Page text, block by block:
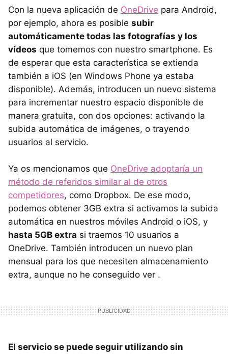
Con la nueva aplicación de OneDrive para Android,
por ejemplo, ahora es posible subir
automáticamente todas las fotografías y los
vídeos que tomemos con nuestro smartphone. Es
de esperar que esta característica se extienda
también a iOS (en Windows Phone ya estaba
disponible). Además, introducen un nuevo sistema
para incrementar nuestro espacio disponible de
manera gratuita, con dos opciones: activando la
subida automática de imágenes, o trayendo
usuarios al servicio.
Ya os mencionamos que OneDrive adoptaría un
método de referidos similar al de otros
competidores, como Dropbox. De ese modo,
podemos obtener 3GB extra si activamos la subida
automática en nuestros móviles Android o iOS, y
hasta 5GB extra si traemos 10 usuarios a
OneDrive. También introducen un nuevo plan
mensual para los que necesiten almacenamiento
extra, aunque no he conseguido ver .
El servicio se puede seguir utilizando sin